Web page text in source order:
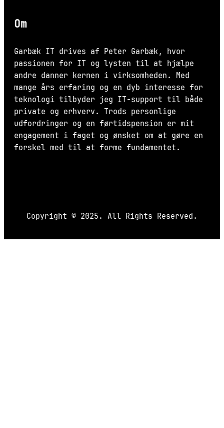
Om
Garbæk IT drives af Peter Garbæk, hvor
passionen for IT og lysten til at hjælpe
andre danner kernen i virksomheden. Med
mange års erfaring og en dyb interesse for
teknologi tilbyder jeg IT-support til både
private og erhverv. Trods personlige
udfordringer og en førtidspension er mit
engagement i faget og ønsket om at gøre en
forskel med til at forme fundamentet.
Copyright © 2025. All Rights Reserved.